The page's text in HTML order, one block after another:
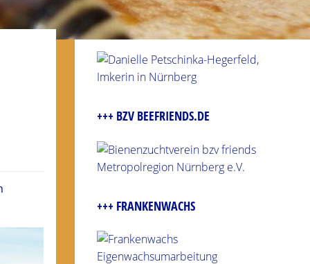
+++ BZV BEEFRIENDS.DE
+++ FRANKENWACHS